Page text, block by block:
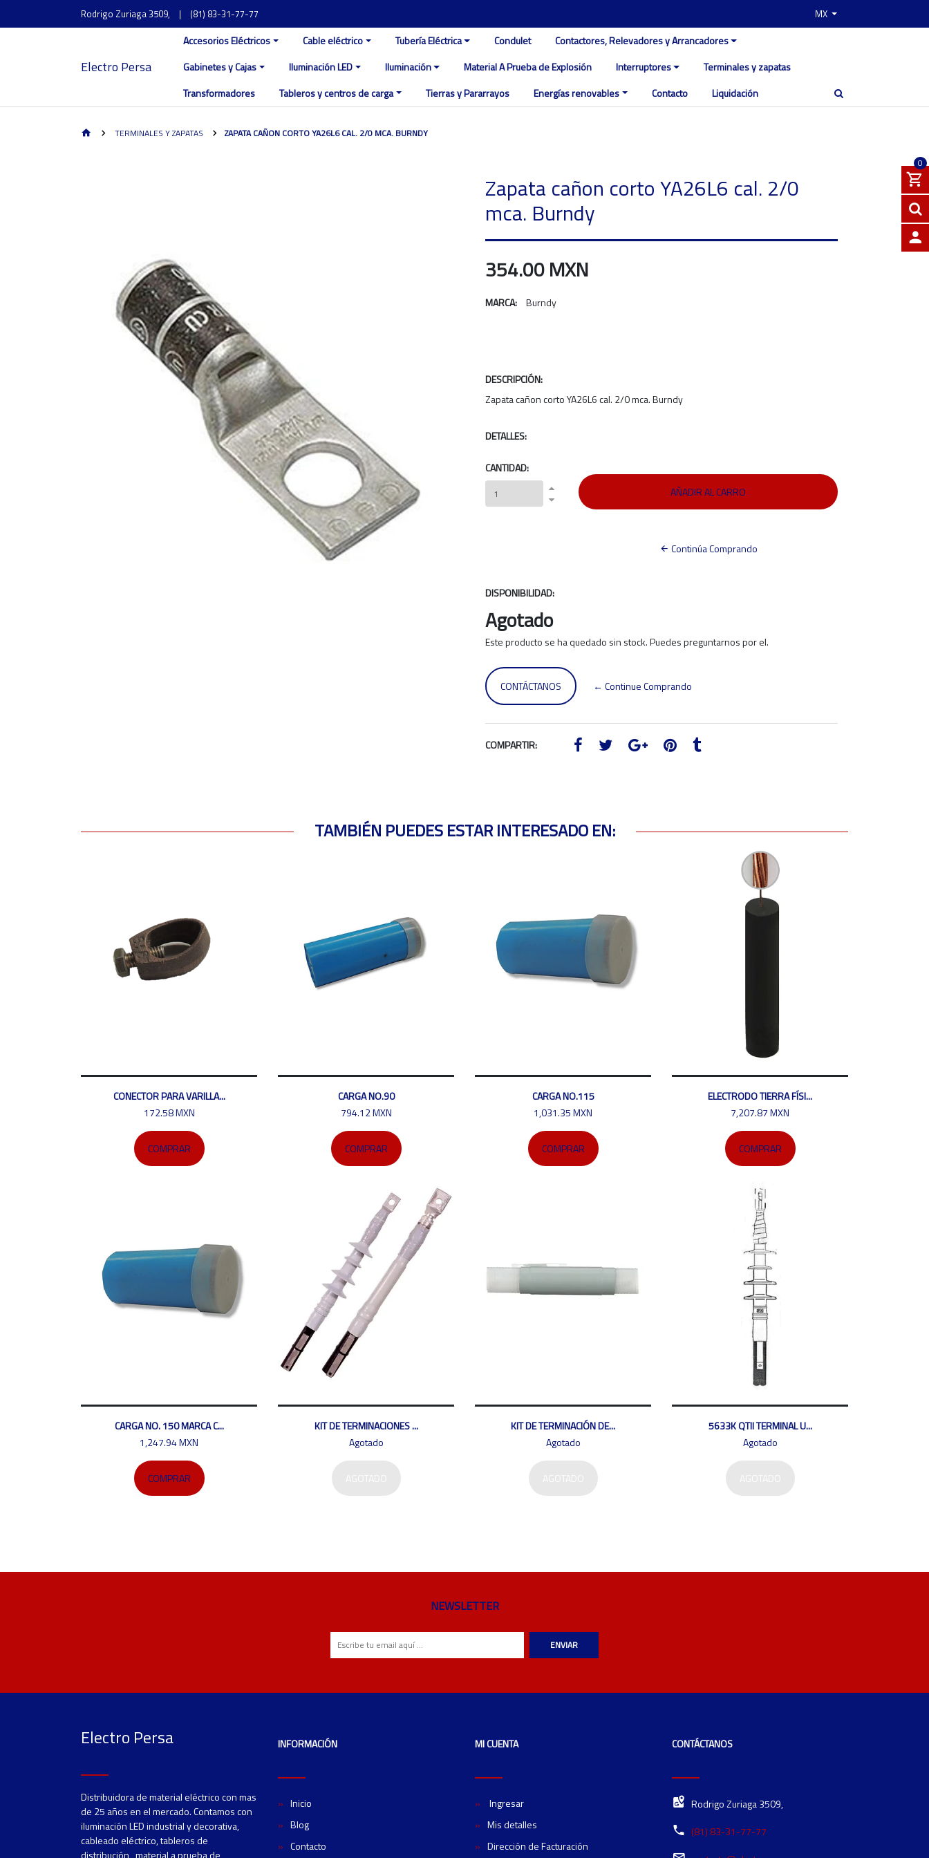
Rodrigo Zuriaga 3509, | (81) 83-31-77-77 MX
Electro Persa
Accesorios Eléctricos Cable eléctrico Tubería Eléctrica Condulet
Contactores, Relevadores y Arrancadores
Gabinetes y Cajas
Iluminación LED Iluminación Material A Prueba de Explosión Interruptores
Terminales y zapatas
Transformadores
Tableros y centros de carga Tierras y Pararrayos Energías renovables Contacto Liquidación
0
TERMINALES Y ZAPATAS ZAPATA CAÑON CORTO YA26L6 CAL. 2/0 MCA. BURNDY
Zapata cañon corto YA26L6 cal. 2/0
mca. Burndy
354.00 MXN
MARCA: Burndy
DESCRIPCIÓN:
Zapata cañon corto YA26L6 cal. 2/0 mca. Burndy
DETALLES:
CANTIDAD:
Continúa Comprando
DISPONIBILIDAD:
Agotado
Este producto se ha quedado sin stock. Puedes preguntarnos por el.
CONTÁCTANOS ← Continue Comprando
COMPARTIR:
TAMBIÉN PUEDES ESTAR INTERESADO EN:
CONECTOR PARA VARILLA...
172.58 MXN
COMPRAR
CARGA NO.90
794.12 MXN
COMPRAR
CARGA NO.115
1,031.35 MXN
COMPRAR
ELECTRODO TIERRA FÍSI...
7,207.87 MXN
COMPRAR
CARGA NO. 150 MARCA C...
1,247.94 MXN
COMPRAR
KIT DE TERMINACIONES ...
Agotado
KIT DE TERMINACIÓN DE...
Agotado
5633K QTII TERMINAL U...
Agotado
NEWSLETTER
ENVIAR
Electro Persa
Distribuidora de material eléctrico con mas
de 25 años en el mercado. Contamos con
iluminación LED industrial y decorativa,
cableado eléctrico, tableros de
distribución, material a prueba de
INFORMACIÓN
Inicio
Blog
Contacto
MI CUENTA
Ingresar
Mis detalles
Dirección de Facturación
CONTÁCTANOS
Rodrigo Zuriaga 3509,
(81) 83-31-77-77